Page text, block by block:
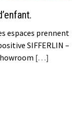
espaces prennent
SIFFERLIN –
[…]